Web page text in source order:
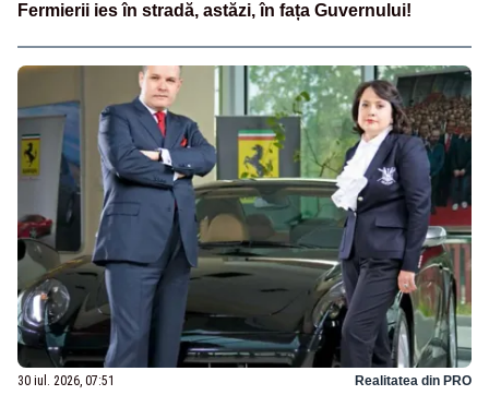
Fermierii ies în stradă, astăzi, în fața Guvernului!
30 iul. 2026, 07:51 Realitatea din PRO